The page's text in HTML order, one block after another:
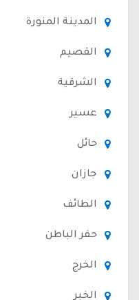
المدينة المنورة
القصيم
الشرقية
عسير
حائل
جازان
الطائف
حفر الباطن
الخرج
الخبر